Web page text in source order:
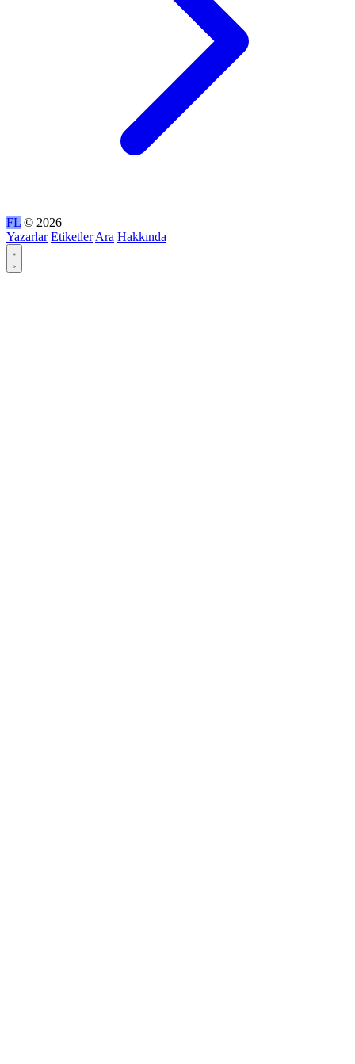
FL © 2026
Yazarlar Etiketler Ara Hakkında